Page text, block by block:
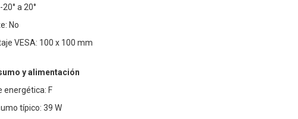
20° a 20°
No
VESA: 100 x 100 mm
y alimentación
energética: F
típico: 39 W